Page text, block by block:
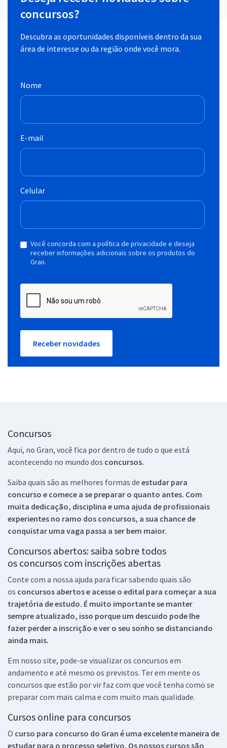
concursos?
Descubra as oportunidades disponíveis dentro da sua
área de interesse ou da região onde você mora.
Nome
E-mail
Celular
Você concorda com a política de privacidade e deseja
receber informações adicionais sobre os produtos do
Gran.
Receber novidades
Concursos
Aqui, no Gran, você fica por dentro de tudo o que está
acontecendo no mundo dos concursos.
Saiba quais são as melhores formas de estudar para
concurso e comece a se preparar o quanto antes. Com
muita dedicação, disciplina e uma ajuda de profissionais
experientes no ramo dos concursos, a sua chance de
conquistar uma vaga passa a ser bem maior.
Concursos abertos: saiba sobre todos
os concursos com inscrições abertas
Conte com a nossa ajuda para ficar sabendo quais são
os concursos abertos e acesse o edital para começar a sua
trajetória de estudo. É muito importante se manter
sempre atualizado, isso porque um descuido pode lhe
fazer perder a inscrição e ver o seu sonho se distanciando
ainda mais.
Em nosso site, pode-se visualizar os concursos em
andamento e até mesmo os previstos. Ter em mente os
concursos que estão por vir faz com que você tenha como se
preparar com mais calma e com muito mais qualidade.
Cursos online para concursos
O curso para concurso do Gran é uma excelente maneira de
estudar para o processo seletivo. Os nossos cursos são